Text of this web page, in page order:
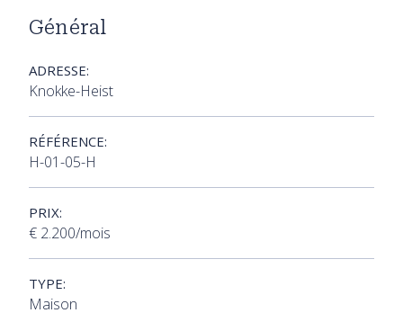
Général
ADRESSE:
Knokke-Heist
RÉFÉRENCE:
H-01-05-H
PRIX:
€ 2.200/mois
TYPE:
Maison